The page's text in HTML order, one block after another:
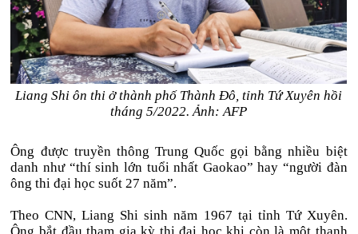
Liang Shi ôn thi ở thành phố Thành Đô, tỉnh Tứ Xuyên hồi
tháng 5/2022. Ảnh: AFP
Ông được truyền thông Trung Quốc gọi bằng nhiều biệt
danh như “thí sinh lớn tuổi nhất Gaokao” hay “người đàn
ông thi đại học suốt 27 năm”.
Theo CNN, Liang Shi sinh năm 1967 tại tỉnh Tứ Xuyên.